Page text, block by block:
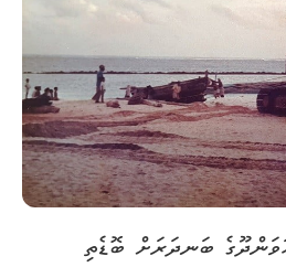
އިހަވަންދޫގެ ބަނދަރަށް ބޮޑެތި